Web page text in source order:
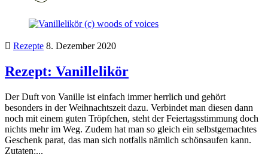
Rezepte 8. Dezember 2020
Rezept: Vanillelikör
Der Duft von Vanille ist einfach immer herrlich und gehört
besonders in der Weihnachtszeit dazu. Verbindet man diesen dann
noch mit einem guten Tröpfchen, steht der Feiertagsstimmung doch
nichts mehr im Weg. Zudem hat man so gleich ein selbstgemachtes
Geschenk parat, das man sich notfalls nämlich schönsaufen kann.
Zutaten:...